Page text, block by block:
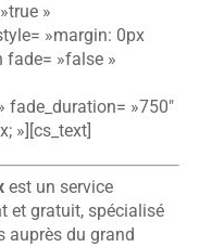
»
»margin: 0px
fade= »false »
»750″
»][cs_text]
est un service
et gratuit, spécialisé
auprès du grand